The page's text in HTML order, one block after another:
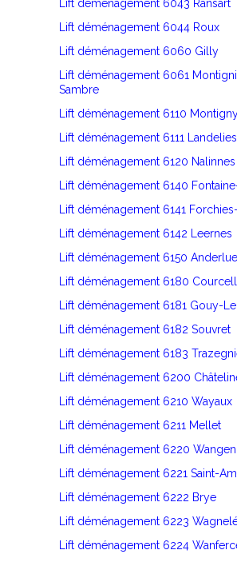
Lift déménagement 6043 Ransart
Lift déménagement 6044 Roux
Lift déménagement 6060 Gilly
Lift déménagement 6061
Sambre
Lift déménagement 6110
Lift déménagement 6111 Landelies
Lift déménagement 6120 Nalinnes
Lift déménagement 6140
Lift déménagement 6141
Lift déménagement 6142 Leernes
Lift déménagement 6150
Lift déménagement 6180
Lift déménagement 6181 Gouy-
Lift déménagement 6182 Souvret
Lift déménagement 6183
Lift déménagement 6200
Lift déménagement 6210 Wayaux
Lift déménagement 6211 Mellet
Lift déménagement 6220
Lift déménagement 6221 Saint-
Lift déménagement 6222 Brye
Lift déménagement 6223
Lift déménagement 6224